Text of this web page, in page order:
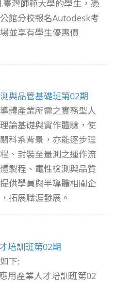
灣師範大學的學生，憑
館分校報名Autodesk考
並享有學生優惠價
與品管基礎班第02期
體產業所需之實務型人
論基礎與實作體驗，使
科系背景，亦能逐步理
、封裝至量測之運作流
製程、電性檢測與品質
供學員與半導體相關企
拓展職涯發展。
培訓班第02期
下:
用產業人才培訓班第02